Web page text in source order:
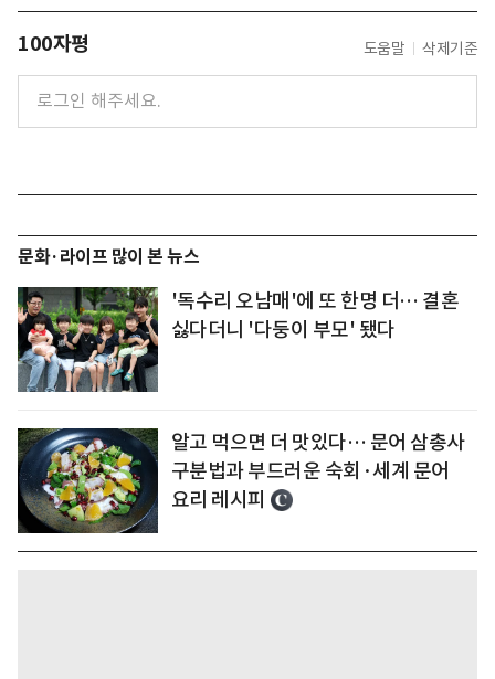
100자평 도움말 삭제기준
문화·라이프 많이 본 뉴스
'독수리 오남매'에 또 한명 더… 결혼
싫다더니 '다둥이 부모' 됐다
알고 먹으면 더 맛있다… 문어 삼총사
구분법과 부드러운 숙회·세계 문어
요리 레시피